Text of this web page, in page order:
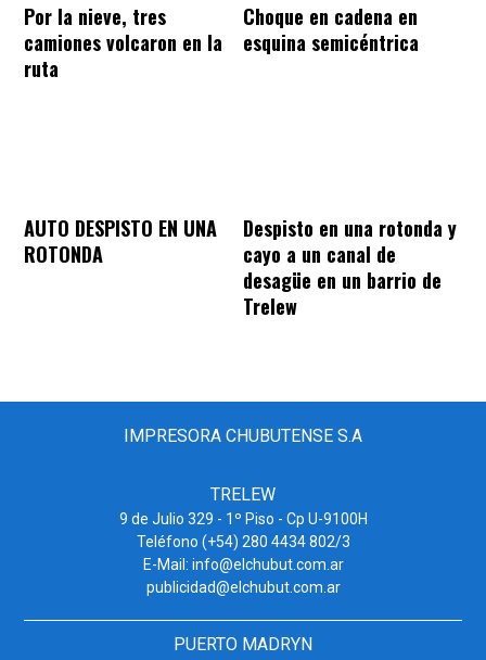
Por la nieve, tres
camiones volcaron en la
ruta
Choque en cadena en
esquina semicéntrica
AUTO DESPISTO EN UNA
ROTONDA
Despisto en una rotonda y
cayo a un canal de
desagüe en un barrio de
Trelew
IMPRESORA CHUBUTENSE S.A
TRELEW
9 de Julio 329 - 1º Piso - Cp U-9100H
Teléfono (+54) 280 4434 802/3
E-Mail: info@elchubut.com.ar
publicidad@elchubut.com.ar
PUERTO MADRYN